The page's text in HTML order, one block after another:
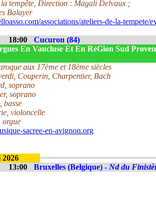
la tempête, Direction : Magali Delvaux ;
Balayer
associations/ateliers-de-la-tempete/
18:00
Cucuron (84)
En Vaucluse Et En RéGion Sud
aux 17ème et 18ème siècles
Couperin, Charpentier, Bach
soprano
soprano
basse
violoncelle
orgue
sacree-en-avignon.org
13:00
Bruxelles (Belgique) - Nd du